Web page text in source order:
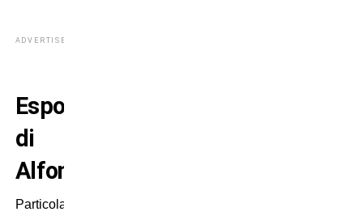
ADVERTISEMENT
Esposto
di
Alfonsi
Particolarmente